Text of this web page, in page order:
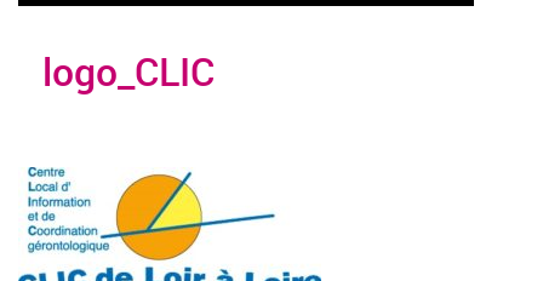
logo_CLIC